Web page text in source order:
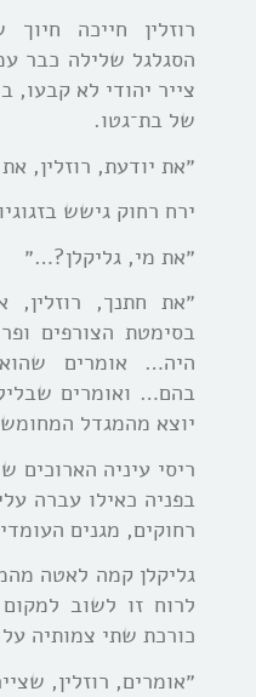
רוזלין חייכה
הסגלגל שלילה כבר
צייר יהודי לא קבעו,
של בת־גטו.
״את יודעת, רוזלין,
ירח רחוק גישש
״את מי, גליקלן?…״
״את חתנך,
בסימטת הצורפים
היה… אומרים
בהם… ואומרים
יוצא מהמגדל
ריסי עיניה הארוכים
בפניה כאילו עברה
רחוקים, מגנים
גליקלן קמה לאטה
לרוח זו לשוב
כורכת שתי צמותיה
״אומרים, רוזלין,